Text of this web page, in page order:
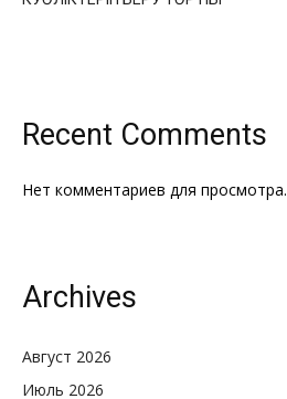
Recent Comments
Нет комментариев для просмотра.
Archives
Август 2026
Июль 2026